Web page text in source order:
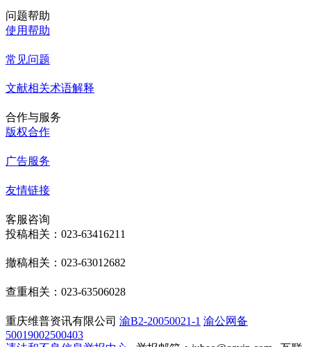
问题帮助
使用帮助
常见问题
文献相关术语解释
合作与服务
版权合作
广告服务
友情链接
客服咨询
投稿相关：023-63416211
撤稿相关：023-63012682
查重相关：023-63506028
重庆维普资讯有限公司 渝B2-20050021-1 渝公网备
50019002500403